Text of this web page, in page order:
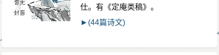
仕。有《定庵类稿》。
►(44篇诗文)